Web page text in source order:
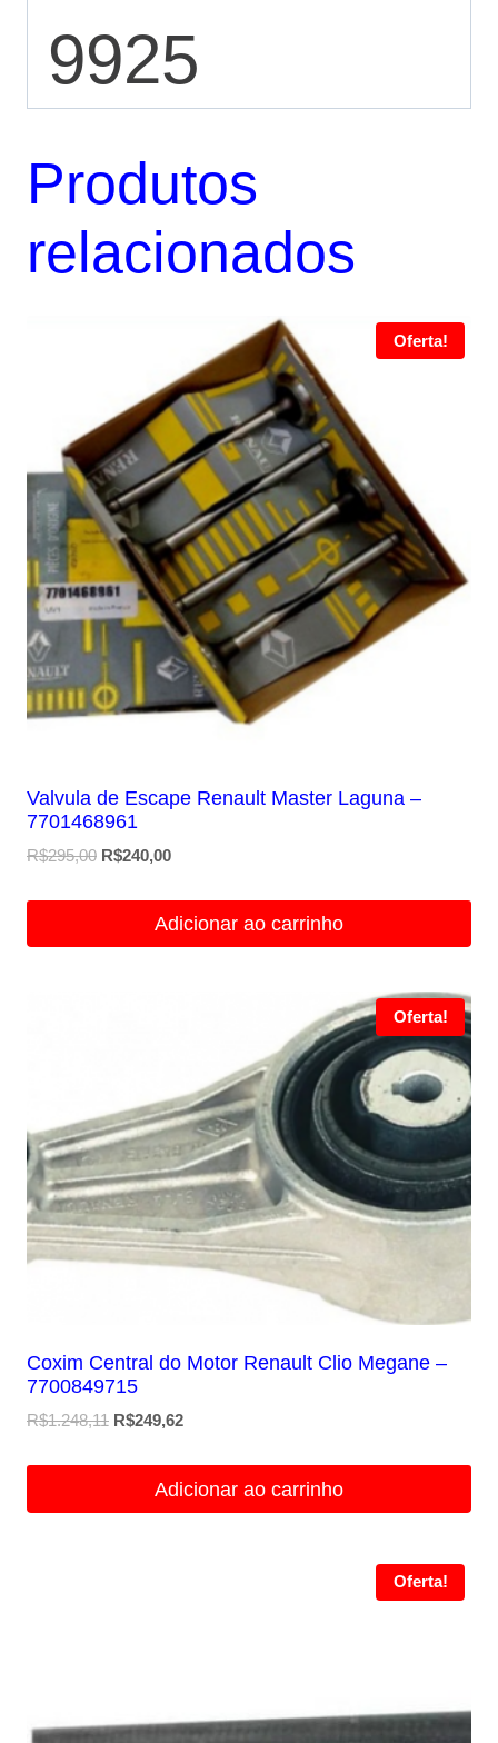
9925
Produtos
relacionados
Oferta!
Valvula de Escape Renault Master Laguna –
7701468961
R$295,00 O
R$240,00O
é:
Adicionar ao carrinho
Oferta!
Coxim Central do Motor Renault Clio Megane –
7700849715
R$1.248,11 O
R$249,62O
é:
Adicionar ao carrinho
Oferta!